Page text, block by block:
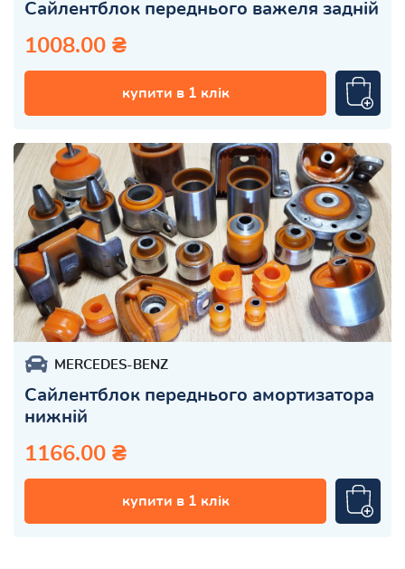
Сайлентблок переднього важеля задній
1008.00 ₴
купити в 1 клік
MERCEDES-BENZ
Сайлентблок переднього амортизатора
нижній
1166.00 ₴
купити в 1 клік